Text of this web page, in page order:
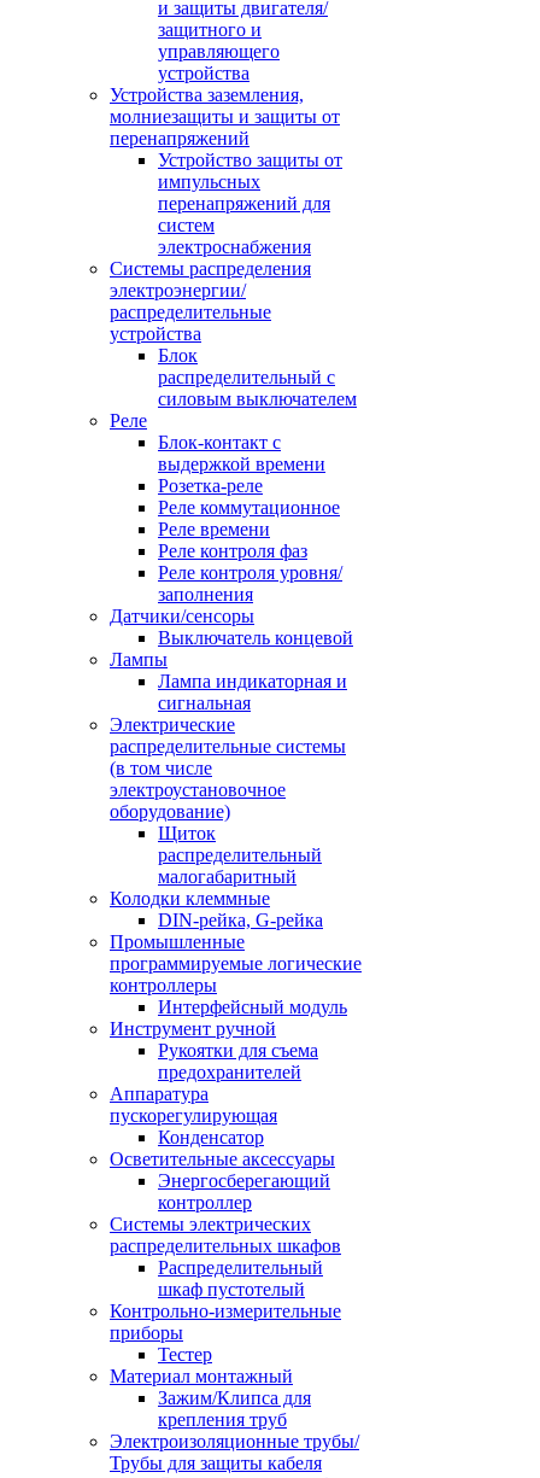
и защиты двигателя/
защитного и
управляющего
устройства
Устройства заземления,
молниезащиты и защиты от
перенапряжений
Устройство защиты от
импульсных
перенапряжений для
систем
электроснабжения
Системы распределения
электроэнергии/
распределительные
устройства
Блок
распределительный с
силовым выключателем
Реле
Блок-контакт с
выдержкой времени
Розетка-реле
Реле коммутационное
Реле времени
Реле контроля фаз
Реле контроля уровня/
заполнения
Датчики/сенсоры
Выключатель концевой
Лампы
Лампа индикаторная и
сигнальная
Электрические
распределительные системы
(в том числе
электроустановочное
оборудование)
Щиток
распределительный
малогабаритный
Колодки клеммные
DIN-рейка, G-рейка
Промышленные
программируемые логические
контроллеры
Интерфейсный модуль
Инструмент ручной
Рукоятки для съема
предохранителей
Аппаратура
пускорегулирующая
Конденсатор
Осветительные аксессуары
Энергосберегающий
контроллер
Системы электрических
распределительных шкафов
Распределительный
шкаф пустотелый
Контрольно-измерительные
приборы
Тестер
Материал монтажный
Зажим/Клипса для
крепления труб
Электроизоляционные трубы/
Трубы для защиты кабеля